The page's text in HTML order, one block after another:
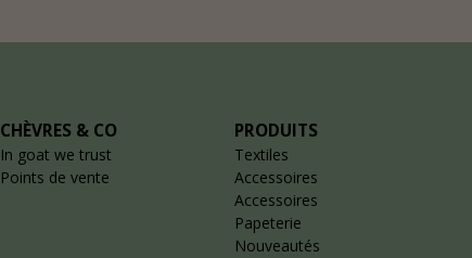
CHÈVRES & CO
In goat we trust
Points de vente
PRODUITS
Textiles
Accessoires
Accessoires
Papeterie
Nouveautés